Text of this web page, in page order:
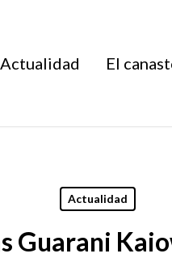
Actualidad El
Actualidad
Guarani